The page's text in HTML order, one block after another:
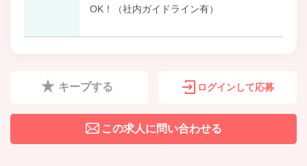
OK！（社内ガイドライン有）
キープする ログインして応募
この求人に問い合わせる